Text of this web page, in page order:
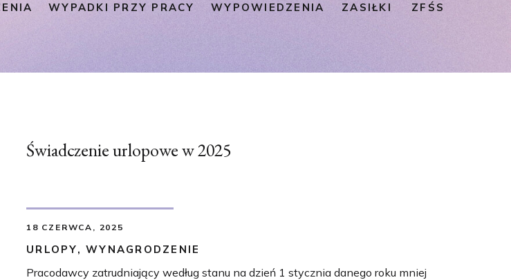
WYPADKI PRZY PRACY WYPOWIEDZENIA ZASIŁKI ZFŚS
Pracodawcy zatrudniający według stanu na dzień 1 stycznia danego roku mniej
URLOPY, WYNAGRODZENIE
18 CZERWCA, 2025
Świadczenie urlopowe w 2025